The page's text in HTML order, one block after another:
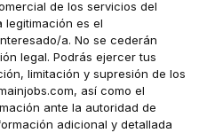
de los servicios del
legitimación es el
a. No se cederán
legal. Podrás ejercer tus
limitación y supresión de los
, así como el
ante la autoridad de
adicional y detallada